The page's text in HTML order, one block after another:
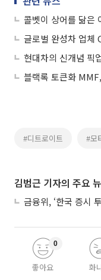
글로벌 완성차 업체
현대차의 신개념 픽
블랙록 토큰화
#디트로이트 #모
김범근 기자의 주요
좋아요
0
화